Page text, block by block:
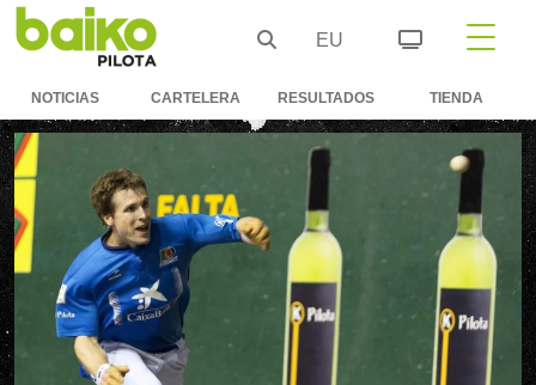
EU
NOTICIAS CARTELERA RESULTADOS TIENDA